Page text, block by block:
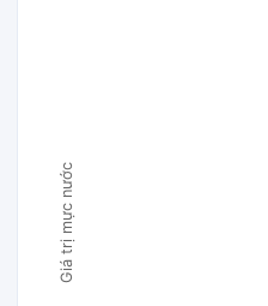
Giá trị mực nước